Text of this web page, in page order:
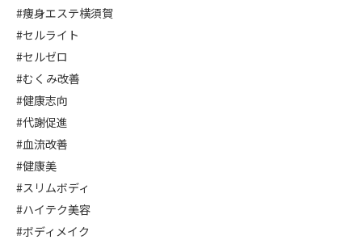
#痩身エステ横須賀
#セルライト
#セルゼロ
#むくみ改善
#健康志向
#代謝促進
#血流改善
#健康美
#スリムボディ
#ハイテク美容
#ボディメイク